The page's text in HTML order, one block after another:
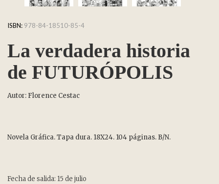
ISBN: 978-84-18510-85-4
La verdadera historia
de FUTURÓPOLIS
Autor: Florence Cestac
Novela Gráfica. Tapa dura. 18X24. 104 páginas. B/N.
Fecha de salida: 15 de julio